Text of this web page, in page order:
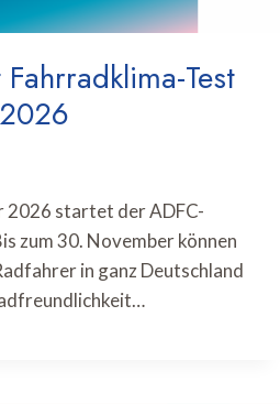
Test
2026
2026 startet der ADFC-
zum 30. November können
in ganz Deutschland